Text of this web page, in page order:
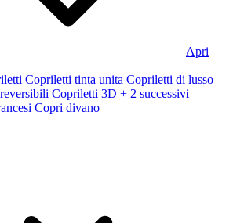
Apri
Copriletti tinta unita Copriletti di lusso
Copriletti 3D + 2 successivi
Copri divano